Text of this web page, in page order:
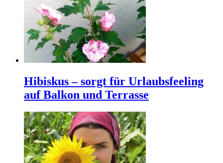
Hibiskus – sorgt für Urlaubsfeeling
auf Balkon und Terrasse